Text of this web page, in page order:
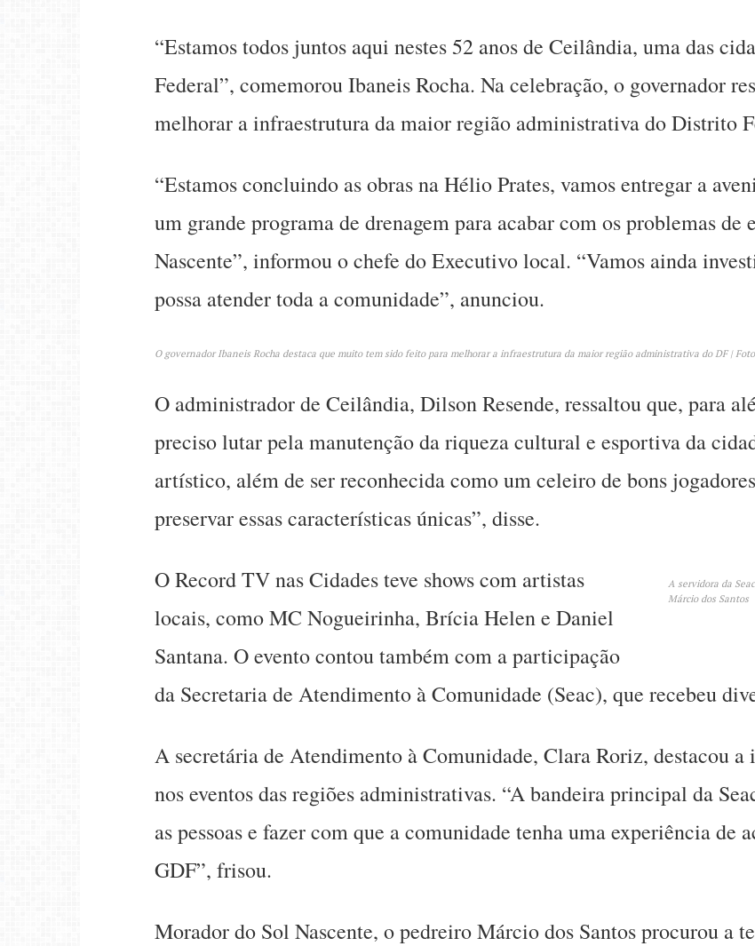
“Estamos todos juntos aqui nestes 52 anos de Ceilândia, uma das
Federal”, comemorou Ibaneis Rocha. Na celebração, o governador
melhorar a infraestrutura da maior região administrativa do Distrito
“Estamos concluindo as obras na Hélio Prates, vamos entregar a
um grande programa de drenagem para acabar com os problemas de
Nascente”, informou o chefe do Executivo local. “Vamos ainda
possa atender toda a comunidade”, anunciou.
O governador Ibaneis Rocha destaca que muito tem sido feito para melhorar a infraestrutura da maior região administrativa do DF |
O administrador de Ceilândia, Dilson Resende, ressaltou que, para
preciso lutar pela manutenção da riqueza cultural e esportiva da
artístico, além de ser reconhecida como um celeiro de bons
preservar essas características únicas”, disse.
A servidora da
Márcio dos Santos
O Record TV nas Cidades teve shows com artistas
locais, como MC Nogueirinha, Brícia Helen e Daniel
Santana. O evento contou também com a participação
da Secretaria de Atendimento à Comunidade (Seac), que recebeu
A secretária de Atendimento à Comunidade, Clara Roriz, destacou a
nos eventos das regiões administrativas. “A bandeira principal da
as pessoas e fazer com que a comunidade tenha uma experiência
GDF”, frisou.
Morador do Sol Nascente, o pedreiro Márcio dos Santos procurou a